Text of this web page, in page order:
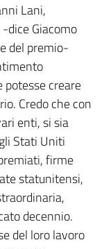
Lani,
dice Giacomo
del premio-
creare
Credo che con
enti, si sia
Stati Uniti
firme
statunitensi,
decennio.
del loro lavoro